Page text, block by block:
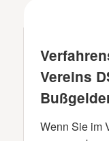
Vereins
Wenn Sie im